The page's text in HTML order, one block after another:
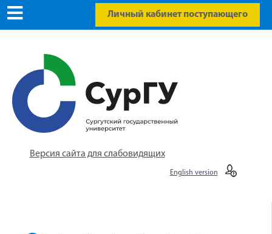
Личный кабинет поступающего
Версия сайта для слабовидящих
English version